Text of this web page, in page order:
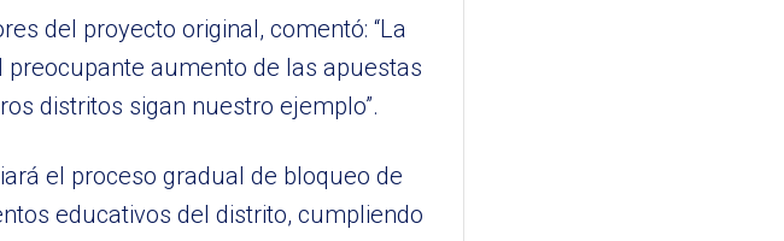
del proyecto original, comentó: “La
aumento de las apuestas
distritos sigan nuestro ejemplo”.
el proceso gradual de bloqueo de
educativos del distrito, cumpliendo